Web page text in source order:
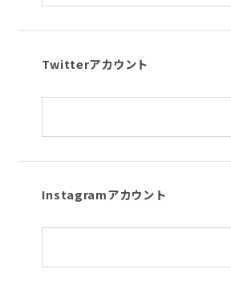
Twitterアカウント
Instagramアカウント